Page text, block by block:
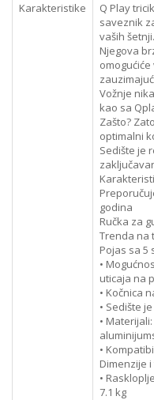
Karakteristike
Q Play
saveznik
vaših šetnji.
Njegova
Vožnje
kao sa
Zašto?
optimalni
Sedište je
godina
Ručka za
Trenda na
Pojas sa 5
•
uticaja na
• Kočnica
• Sedište
•
•
Dimenzije i
•
7.1 kg